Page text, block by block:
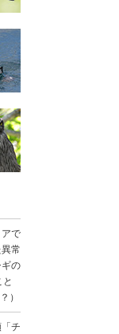
で
常
の
）
チ